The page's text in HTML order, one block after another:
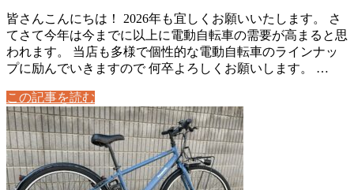
皆さんこんにちは！ 2026年も宜しくお願いいたします。 さ
てさて今年は今までに以上に電動自転車の需要が高まると思
われます。 当店も多様で個性的な電動自転車のラインナッ
プに励んでいきますので 何卒よろしくお願いします。 …
この記事を読む